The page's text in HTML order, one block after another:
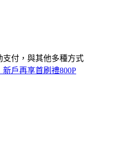
付，與其他多種方式
新戶再享首刷禮800P